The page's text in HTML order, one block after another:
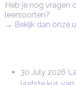
Heb je nog vragen
leersoorten?
→ Bekijk dan onze
30 July 2026